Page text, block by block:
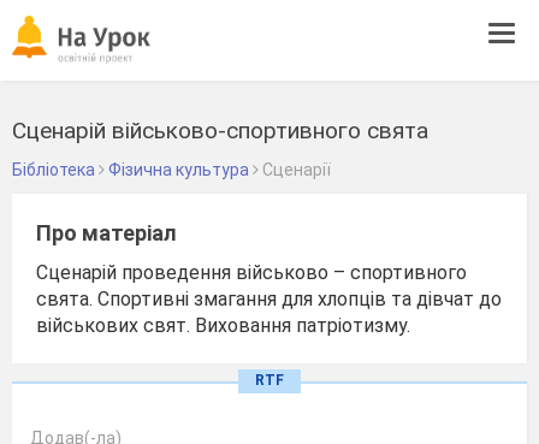
Сценарій військово-спортивного свята
Бібліотека Фізична культура Сценарії
Про матеріал
Сценарій проведення військово – спортивного
свята. Спортивні змагання для хлопців та дівчат до
військових свят. Виховання патріотизму.
RTF
Додав(-ла)